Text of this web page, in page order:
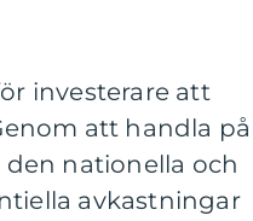
investerare att
att handla på
den nationella och
avkastningar